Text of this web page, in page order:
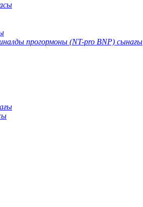
прогормоны (NT-pro BNP) сынағы